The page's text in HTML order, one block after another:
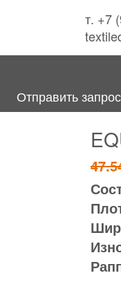
т. +7
Отправить запрос